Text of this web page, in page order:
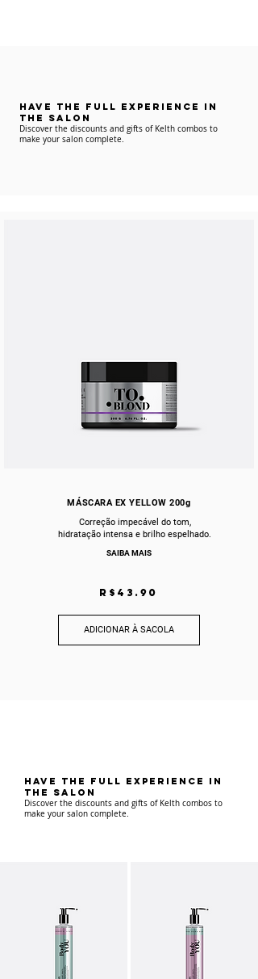
have the full experience IN
THE SALON
Discover the discounts and gifts of Kelth combos to
make your salon complete.
MÁSCARA EX YELLOW 200g
Correção impecável do tom,
hidratação intensa e brilho espelhado.
SAIBA MAIS
R$43.90
ADICIONAR À SACOLA
have the full experience IN
THE SALON
Discover the discounts and gifts of Kelth combos to
make your salon complete.